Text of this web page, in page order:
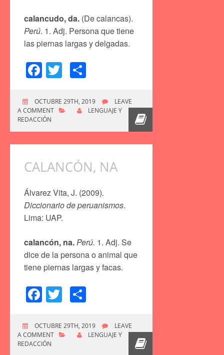
calancudo, da. (De calancas).
Perú. 1. Adj. Persona que tiene
las piernas largas y delgadas.
Facebook
Twitter
OCTUBRE 29TH, 2019
LEAVE
A COMMENT
LENGUAJE Y
REDACCIÓN
CALANCÓN, NA
Álvarez Vita, J. (2009).
Diccionario de peruanismos.
Lima: UAP.
calancón, na.Perú. 1. Adj. Se
dice de la persona o animal que
tiene piernas largas y facas.
Facebook
Twitter
OCTUBRE 29TH, 2019
LEAVE
A COMMENT
LENGUAJE Y
REDACCIÓN